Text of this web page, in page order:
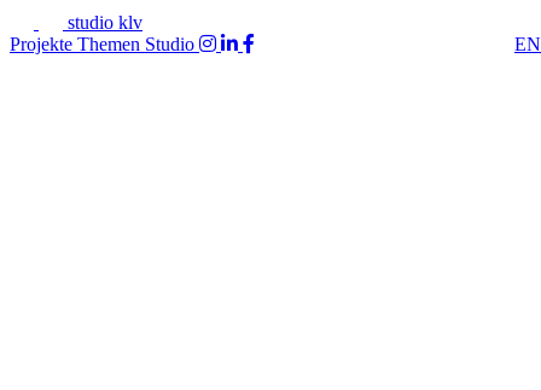
studio klv
Projekte Themen Studio EN